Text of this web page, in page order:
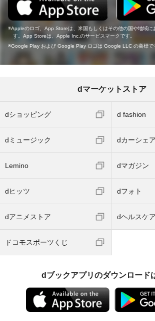
Appleのロゴ、App Storeは、米国もしくはその他の国や地域
す。App Storeは、Apple Inc.のサービスマークです。
Google Play および Google Play ロゴは Google LLC の商標で
dマーケットストア
dショッピング d fashion
dミュージック dカーシェア
Lemino dマガジン
dヒッツ dフォト
dアニメストア dヘルスケア
ドコモスポーツくじ
dブックアプリのダウンロード